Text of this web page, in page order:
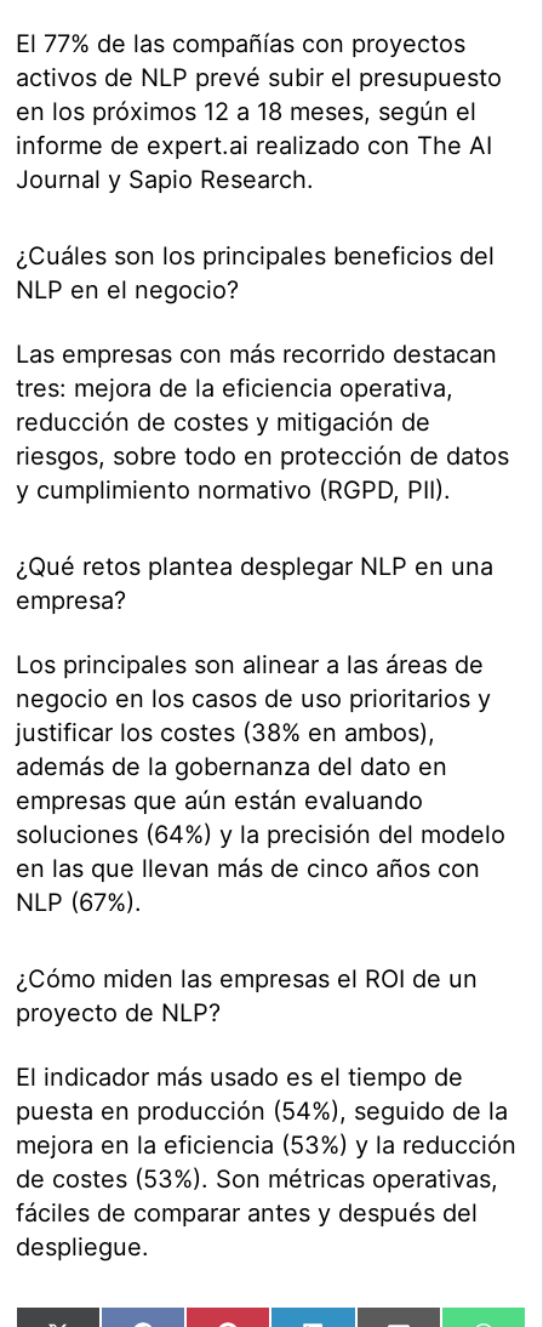
El 77% de las compañías con proyectos
activos de NLP prevé subir el presupuesto
en los próximos 12 a 18 meses, según el
informe de expert.ai realizado con The AI
Journal y Sapio Research.
¿Cuáles son los principales beneficios del
NLP en el negocio?
Las empresas con más recorrido destacan
tres: mejora de la eficiencia operativa,
reducción de costes y mitigación de
riesgos, sobre todo en protección de datos
y cumplimiento normativo (RGPD, PII).
¿Qué retos plantea desplegar NLP en una
empresa?
Los principales son alinear a las áreas de
negocio en los casos de uso prioritarios y
justificar los costes (38% en ambos),
además de la gobernanza del dato en
empresas que aún están evaluando
soluciones (64%) y la precisión del modelo
en las que llevan más de cinco años con
NLP (67%).
¿Cómo miden las empresas el ROI de un
proyecto de NLP?
El indicador más usado es el tiempo de
puesta en producción (54%), seguido de la
mejora en la eficiencia (53%) y la reducción
de costes (53%). Son métricas operativas,
fáciles de comparar antes y después del
despliegue.